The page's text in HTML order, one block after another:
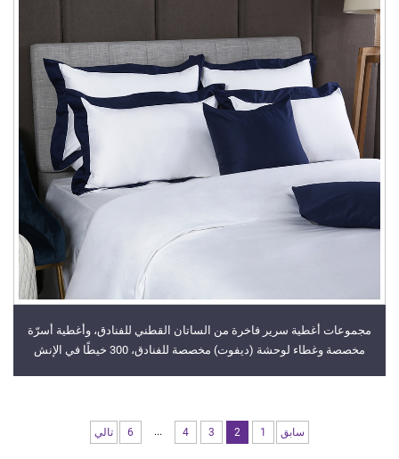
مجموعات أغطية سرير فاخرة من الساتان القطني للفنادق، وأغطية أسرّة
مخصصة وغطاء لوحشة (ديفوت) مخصصة للفنادق، 300 خيطًا في الإنش
سابق 1
2
3
4
...
6 تالي